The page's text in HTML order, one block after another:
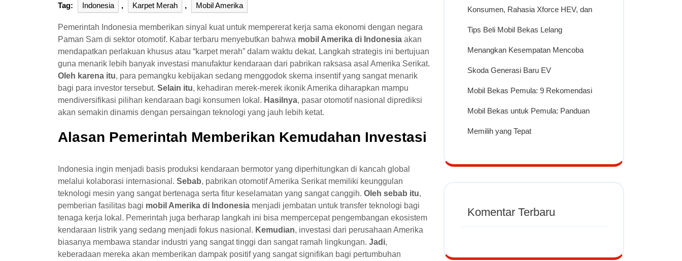
Tag: Indonesia , Karpet Merah , Mobil Amerika
Pemerintah Indonesia memberikan sinyal kuat untuk mempererat kerja sama ekonomi dengan negara
Paman Sam di sektor otomotif. Kabar terbaru menyebutkan bahwa mobil Amerika di Indonesia akan
mendapatkan perlakuan khusus atau “karpet merah” dalam waktu dekat. Langkah strategis ini bertujuan
guna menarik lebih banyak investasi manufaktur kendaraan dari pabrikan raksasa asal Amerika Serikat.
Oleh karena itu, para pemangku kebijakan sedang menggodok skema insentif yang sangat menarik
bagi para investor tersebut. Selain itu, kehadiran merek-merek ikonik Amerika diharapkan mampu
mendiversifikasi pilihan kendaraan bagi konsumen lokal. Hasilnya, pasar otomotif nasional diprediksi
akan semakin dinamis dengan persaingan teknologi yang jauh lebih ketat.
Alasan Pemerintah Memberikan Kemudahan Investasi
Indonesia ingin menjadi basis produksi kendaraan bermotor yang diperhitungkan di kancah global
melalui kolaborasi internasional. Sebab, pabrikan otomotif Amerika Serikat memiliki keunggulan
teknologi mesin yang sangat bertenaga serta fitur keselamatan yang sangat canggih. Oleh sebab itu,
pemberian fasilitas bagi mobil Amerika di Indonesia menjadi jembatan untuk transfer teknologi bagi
tenaga kerja lokal. Pemerintah juga berharap langkah ini bisa mempercepat pengembangan ekosistem
kendaraan listrik yang sedang menjadi fokus nasional. Kemudian, investasi dari perusahaan Amerika
biasanya membawa standar industri yang sangat tinggi dan sangat ramah lingkungan. Jadi,
keberadaan mereka akan memberikan dampak positif yang sangat signifikan bagi pertumbuhan
Konsumen, Rahasia Xforce HEV, dan
Tips Beli Mobil Bekas Lelang
Menangkan Kesempatan Mencoba
Skoda Generasi Baru EV
Mobil Bekas Pemula: 9 Rekomendasi
Mobil Bekas untuk Pemula: Panduan
Memilih yang Tepat
Komentar Terbaru